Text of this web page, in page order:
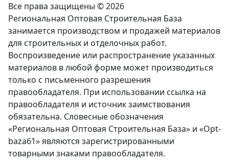
Все права защищены © 2026
Региональная Оптовая Строительная База
занимается производством и продажей материалов
для строительных и отделочных работ.
Воспроизведение или распространение указанных
материалов в любой форме может производиться
только с письменного разрешения
правообладателя. При использовании ссылка на
правообладателя и источник заимствования
обязательна. Словесные обозначения
«Региональная Оптовая Строительная База» и «Opt-
baza61» являются зарегистрированными
товарными знаками правообладателя.